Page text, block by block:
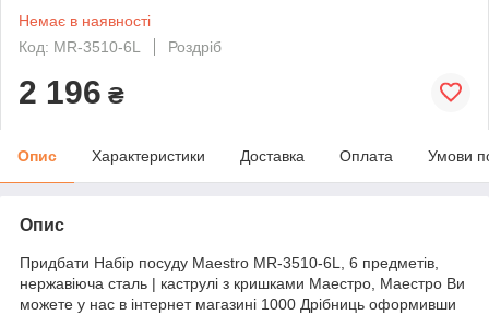
Немає в наявності
Код: MR-3510-6L
Роздріб
2 196 ₴
Опис Характеристики Доставка Оплата Умови
Опис
Придбати Набір посуду Maestro MR-3510-6L, 6 предметів,
нержавіюча сталь | каструлі з кришками Маестро, Маестро Ви
можете у нас в інтернет магазині 1000 Дрібниць оформивши